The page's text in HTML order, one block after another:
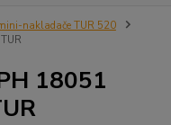
nakladače TUR 520
18051